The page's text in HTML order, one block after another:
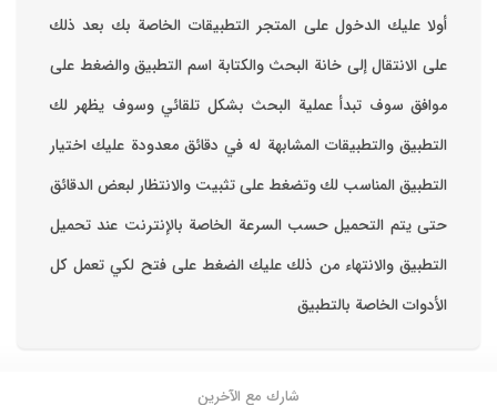
‏أولا عليك الدخول على المتجر التطبيقات الخاصة بك ‏بعد ذلك
على الانتقال إلى خانة البحث والكتابة اسم التطبيق والضغط على
موافق ‏سوف تبدأ عملية البحث بشكل تلقائي وسوف يظهر لك
التطبيق والتطبيقات المشابهة له في دقائق معدودة ‏عليك اختيار
التطبيق المناسب لك وتضغط على تثبيت والانتظار لبعض الدقائق
حتى يتم التحميل حسب السرعة الخاصة بالإنترنت ‏عند تحميل
التطبيق والانتهاء من ذلك عليك الضغط على فتح لكي تعمل كل
الأدوات الخاصة بالتطبيق
شارك مع الآخرين